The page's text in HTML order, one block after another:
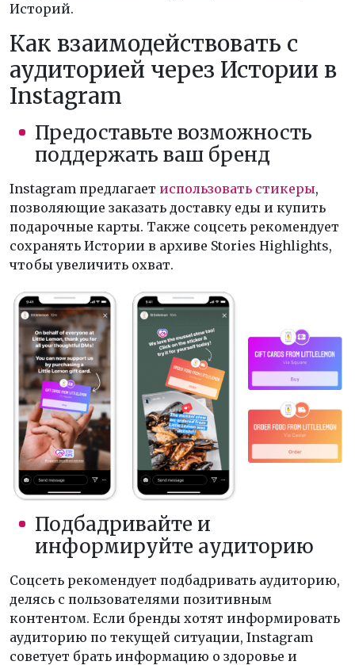
Историй.
Как взаимодействовать с
аудиторией через Истории в
Instagram
Предоставьте возможность
поддержать ваш бренд
Instagram предлагает использовать стикеры,
позволяющие заказать доставку еды и купить
подарочные карты. Также соцсеть рекомендует
сохранять Истории в архиве Stories Highlights,
чтобы увеличить охват.
Подбадривайте и
информируйте аудиторию
Соцсеть рекомендует подбадривать аудиторию,
делясь с пользователями позитивным
контентом. Если бренды хотят информировать
аудиторию по текущей ситуации, Instagram
советует брать информацию о здоровье и